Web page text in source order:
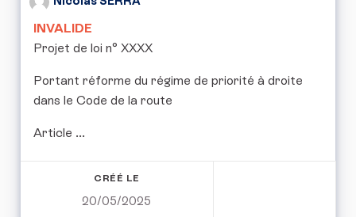
INVALIDE
Projet de loi n° XXXX
Portant réforme du régime de priorité à droite
dans le Code de la route
Article ...
CRÉÉ LE
20/05/2025